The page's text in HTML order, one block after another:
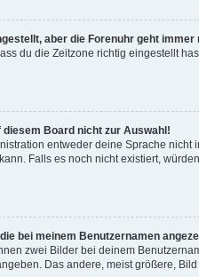
aber die Forenuhr geht immer
du die Zeitzone richtig eingestellt
diesem Board nicht zur Auswahl!
entweder deine Sprache
Falls es noch nicht existiert,
bei meinem Benutzernamen
zwei Bilder bei deinem
Das andere, meist größere,